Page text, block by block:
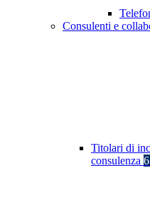
Consulenti e
Titolari di
consulenza